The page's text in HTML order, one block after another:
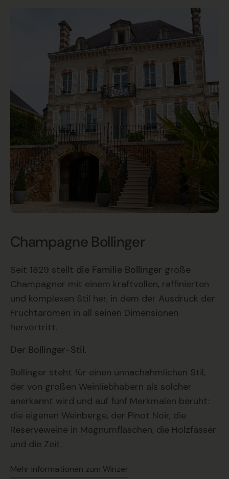
Champagne Bollinger
Seit 1829 stellt die Familie Bollinger große
Champagner mit einem kraftvollen, raffinierten
und komplexen Stil her, in dem der Ausdruck der
Fruchtaromen in all seinen Dimensionen
hervortritt.
Der Bollinger-Stil.
Bollinger steht für einen unnachahmlichen Stil,
der von großen Weinliebhabern als solcher
anerkannt wird und auf fünf Merkmalen beruht:
die eigenen Weinberge, der Pinot Noir, die
Reserveweine in Magnumflaschen, die Holzfässer
und die Zeit.
Mehr informationen zum Winzer